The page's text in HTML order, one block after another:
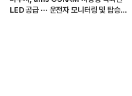
LED 공급 ··· 운전자 모니터링 및 탑승자